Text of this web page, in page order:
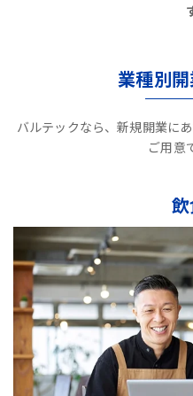
業種別
バルテックなら、新規開業に
ご用意